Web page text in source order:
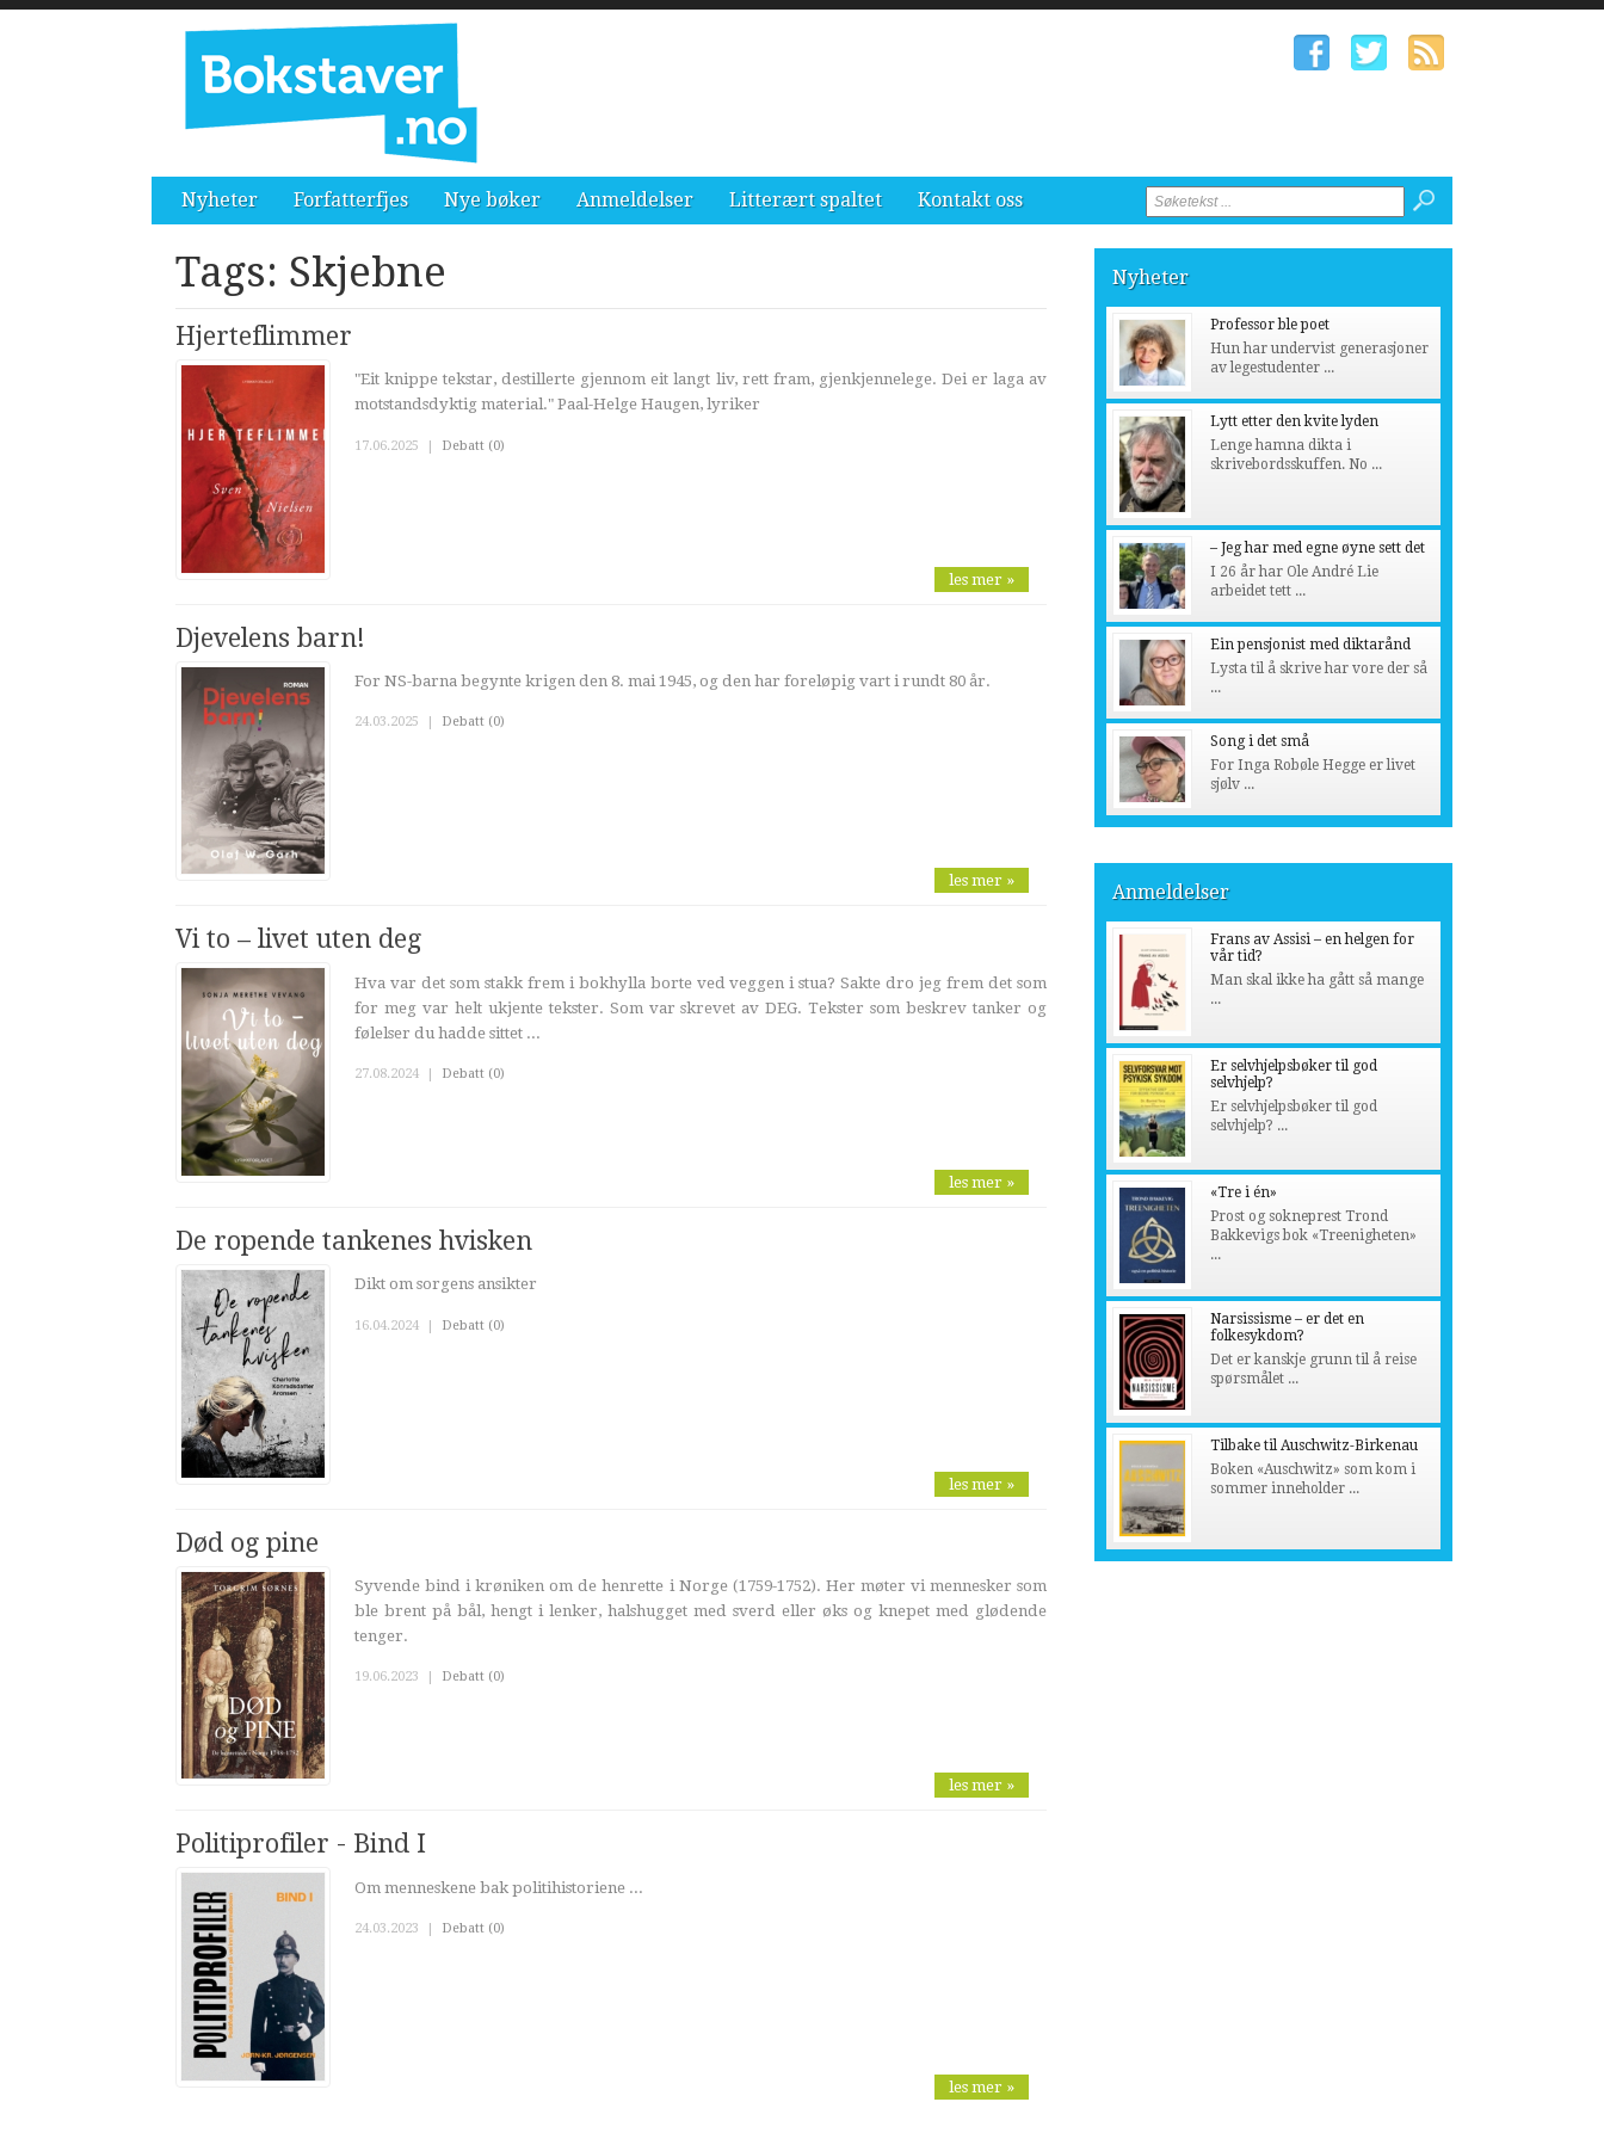
Nyheter Forfatterfjes Nye bøker Anmeldelser Litterært spaltet Kontakt oss
Tags: Skjebne
Hjerteflimmer
"Eit knippe tekstar, destillerte gjennom eit langt liv, rett fram, gjenkjennelege. Dei er laga av
motstandsdyktig material." Paal-Helge Haugen, lyriker
17.06.2025 | Debatt (0)
les mer »
Djevelens barn!
For NS-barna begynte krigen den 8. mai 1945, og den har foreløpig vart i rundt 80 år.
24.03.2025 Debatt (0)
les mer »
Vi to – livet uten deg
Hva var det som stakk frem i bokhylla borte ved veggen i stua? Sakte dro jeg frem det som
for meg var helt ukjente tekster. Som var skrevet av DEG. Tekster som beskrev tanker og
følelser du hadde sittet ...
27.08.2024 | Debatt (0)
les mer »
De ropende tankenes hvisken
Dikt om sorgens ansikter
16.04.2024 | Debatt (0)
les mer »
Død og pine
Syvende bind i krøniken om de henrette i Norge (1759-1752). Her møter vi mennesker som
ble brent på bål, hengt i lenker, halshugget med sverd eller øks og knepet med glødende
tenger.
19.06.2023 Debatt (0)
les mer »
Politiprofiler - Bind I
Om menneskene bak politihistoriene ...
24.03.2023 | Debatt (0)
les mer »
Nyheter
Professor ble poet
Hun har undervist generasjoner
av legestudenter ...
Lytt etter den kvite lyden
Lenge hamna dikta i
skrivebordsskuffen. No ...
– Jeg har med egne øyne sett det
I 26 år har Ole André Lie
arbeidet tett ...
Ein pensjonist med diktarånd
Lysta til å skrive har vore der så
...
Song i det små
For Inga Robøle Hegge er livet
sjølv ...
Anmeldelser
Frans av Assisi – en helgen for
vår tid?
Man skal ikke ha gått så mange
...
Er selvhjelpsbøker til god
selvhjelp?
Er selvhjelpsbøker til god
selvhjelp? ...
«Tre i én»
Prost og sokneprest Trond
Bakkevigs bok «Treenigheten»
...
Narsissisme – er det en
folkesykdom?
Det er kanskje grunn til å reise
spørsmålet ...
Tilbake til Auschwitz-Birkenau
Boken «Auschwitz» som kom i
sommer inneholder ...